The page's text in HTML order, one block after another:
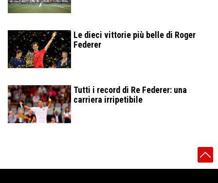
Le dieci vittorie più belle di Roger
Federer
Tutti i record di Re Federer: una
carriera irripetibile